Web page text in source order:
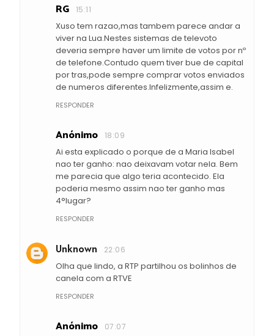
RG 15:11
Xuso tem razao,mas tambem parece andar a
viver na Lua.Nestes sistemas de televoto
deveria sempre haver um limite de votos por nº
de telefone.Contudo quem tiver bue de capital
por tras,pode sempre comprar votos enviados
de numeros diferentes.Infelizmente,assim e.
RESPONDER
Anónimo 18:09
Ai esta explicado o porque de a Maria Isabel
nao ter ganho: nao deixavam votar nela. Bem
me parecia que algo teria acontecido. Ela
poderia mesmo assim nao ter ganho mas
4°lugar?
RESPONDER
Unknown 22:06
Olha que lindo, a RTP partilhou os bolinhos de
canela com a RTVE
RESPONDER
Anónimo 07:07